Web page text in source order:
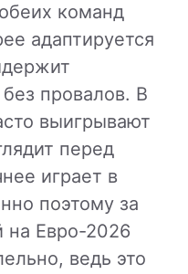
команд
адаптируется
провалов. В
выигрывают
перед
играет в
поэтому за
на Евро-2026
ведь это